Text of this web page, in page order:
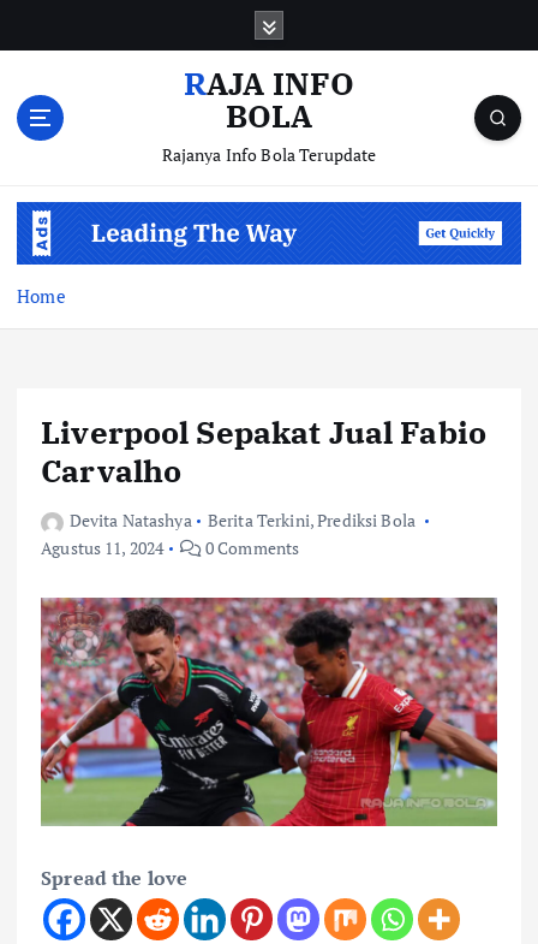
RAJA INFO
BOLA
Rajanya Info Bola Terupdate
Home
Liverpool Sepakat Jual Fabio
Carvalho
Devita Natashya Berita Terkini,Prediksi Bola
Agustus 11, 2024
0 Comments
Spread the love